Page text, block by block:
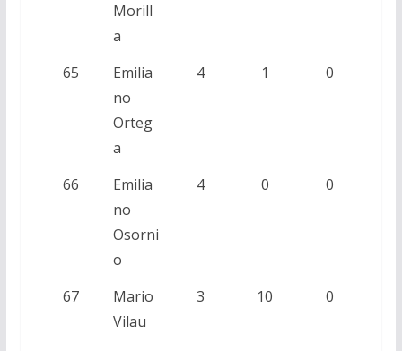
Morill
a
65
Emilia
no
Orteg
a
4 1 0
66
Emilia
no
Osorni
o
4 0 0
67
Mario
Vilau
3 10 0